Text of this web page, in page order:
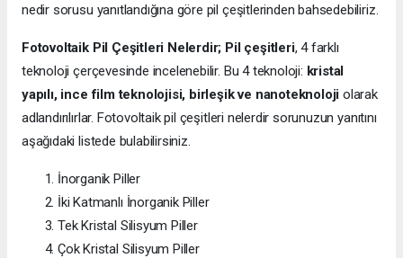
nedir sorusu yanıtlandığına göre pil çeşitlerinden bahsedebiliriz.
Fotovoltaik Pil Çeşitleri Nelerdir; Pil çeşitleri, 4 farklı
teknoloji çerçevesinde incelenebilir. Bu 4 teknoloji: kristal
yapılı, ince film teknolojisi, birleşik ve nanoteknoloji olarak
adlandırılırlar. Fotovoltaik pil çeşitleri nelerdir sorunuzun yanıtını
aşağıdaki listede bulabilirsiniz.
İnorganik Piller
İki Katmanlı İnorganik Piller
Tek Kristal Silisyum Piller
Çok Kristal Silisyum Piller